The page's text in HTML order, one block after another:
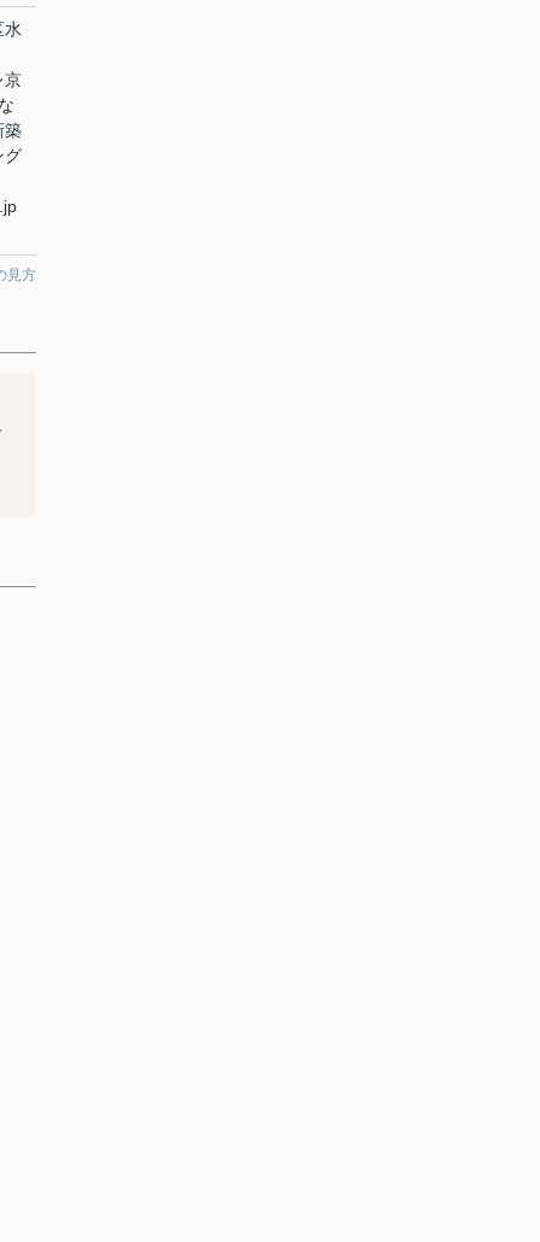
水
京
築
グ
見方